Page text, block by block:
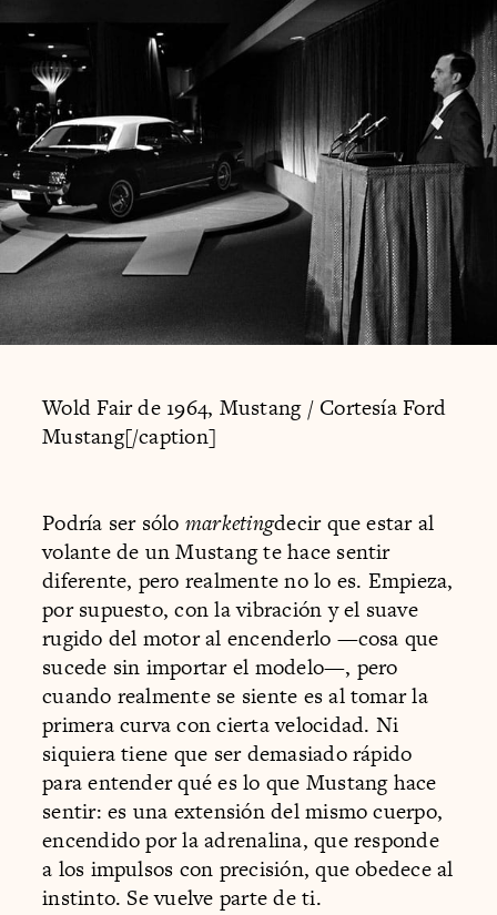
Wold Fair de 1964, Mustang / Cortesía Ford
Mustang[/caption]
Podría ser sólo marketingdecir que estar al
volante de un Mustang te hace sentir
diferente, pero realmente no lo es. Empieza,
por supuesto, con la vibración y el suave
rugido del motor al encenderlo —cosa que
sucede sin importar el modelo—, pero
cuando realmente se siente es al tomar la
primera curva con cierta velocidad. Ni
siquiera tiene que ser demasiado rápido
para entender qué es lo que Mustang hace
sentir: es una extensión del mismo cuerpo,
encendido por la adrenalina, que responde
a los impulsos con precisión, que obedece al
instinto. Se vuelve parte de ti.